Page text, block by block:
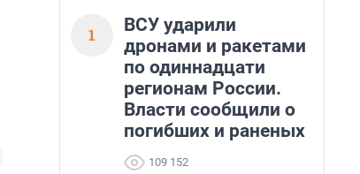
1
ВСУ ударили
дронами и ракетами
по одиннадцати
регионам России.
Власти сообщили о
погибших и раненых
109 152